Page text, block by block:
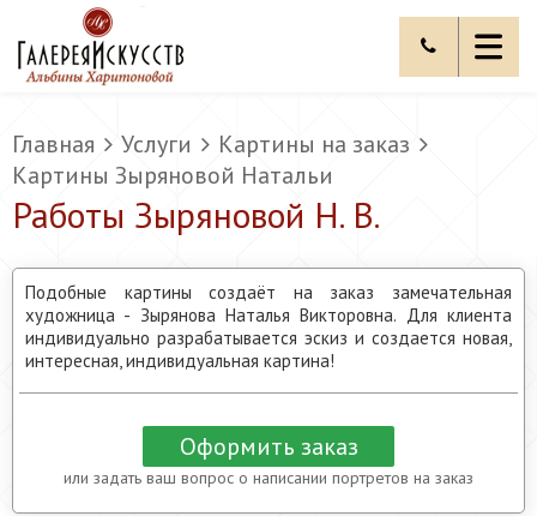
Главная Услуги
Картины на заказ
Картины Зыряновой Натальи
Работы Зыряновой Н. В.
Подобные картины создаёт на заказ замечательная
художница - Зырянова Наталья Викторовна. Для клиента
индивидуально разрабатывается эскиз и создается новая,
интересная, индивидуальная картина!
Оформить заказ
или задать ваш вопрос о написании портретов на заказ